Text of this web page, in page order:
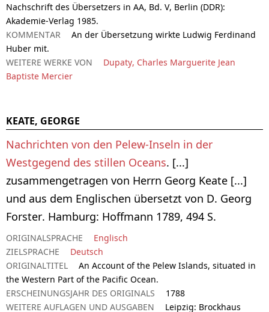
Nachschrift des Übersetzers in AA, Bd. V, Berlin (DDR):
Akademie-Verlag 1985.
KOMMENTAR
An der Übersetzung wirkte Ludwig Ferdinand
Huber mit.
WEITERE WERKE VON
Dupaty, Charles Marguerite Jean
Baptiste Mercier
KEATE, GEORGE
Nachrichten von den Pelew-Inseln in der
Westgegend des stillen Oceans. [...]
zusammengetragen von Herrn Georg Keate [...]
und aus dem Englischen übersetzt von D. Georg
Forster. Hamburg: Hoffmann 1789, 494 S.
ORIGINALSPRACHE
Englisch
ZIELSPRACHE
Deutsch
ORIGINALTITEL
An Account of the Pelew Islands, situated in
the Western Part of the Pacific Ocean.
ERSCHEINUNGSJAHR DES ORIGINALS
1788
WEITERE AUFLAGEN UND AUSGABEN
Leipzig: Brockhaus